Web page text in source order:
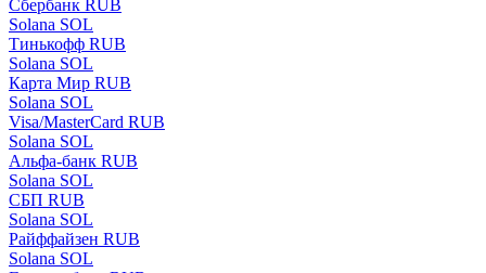
Сбербанк RUB
Solana SOL
Тинькофф RUB
Solana SOL
Карта Мир RUB
Solana SOL
Visa/MasterCard RUB
Solana SOL
Альфа-банк RUB
Solana SOL
СБП RUB
Solana SOL
Райффайзен RUB
Solana SOL